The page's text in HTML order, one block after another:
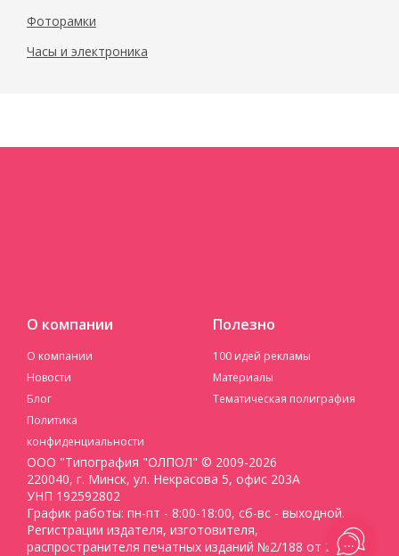
Фоторамки
Часы и электроника
О компании
О компании
Новости
Блог
Политика
конфиденциальности
Полезно
100 идей рекламы
Материалы
Тематическая полиграфия
ООО "Типография "ОЛПОЛ" © 2009-2026
220040, г. Минск, ул. Некрасова 5, офис 203А
УНП 192592802
График работы: пн-пт - 8:00-18:00, сб-вс - выходной.
Регистрации издателя, изготовителя,
распространителя печатных изданий №2/188 от 22